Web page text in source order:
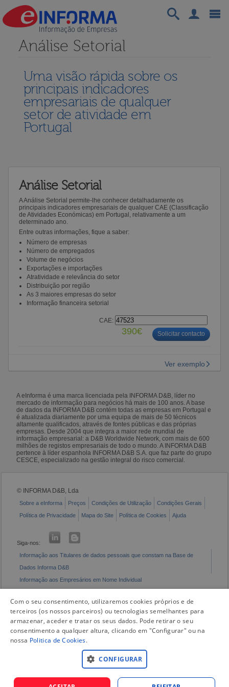
Análise Setorial
Uma visão rápida sobre os
principais indicadores
empresariais de qualquer
setor de atividade em
Portugal
Análise Setorial
A Análise Setorial permite-lhe conhecer detalhadamente os
principais indicadores empresariais de qualquer CAE (Classificação
de Atividades Económicas) em Portugal, relativamente a um
determinado ano.
Entre outras informações, fique a saber:
Número de empresas
Número de empregados
Volume de negócios
Exportações e importações
Atratividade e relevância do setor
Distribuição por região
As 3 maiores empresas do setor
Informação financeira setorial
CAE:
390€ Solicitar contacto
Ver exemplo
A eInforma é uma marca licenciada pela INFORMA D&B, líder no
mercado de informação para negócios há mais de 100 anos. A base
de dados da INFORMA D&B contém todas as empresas em Portugal e
é atualizada diariamente por uma equipa de mais de 50 técnicos
altamente qualificados, através de fontes públicas e das próprias
empresas. Desde 2004 que integra a maior rede mundial de
informação empresarial: a D&B Worldwide Network, com mais de 600
milhões de registos empresariais de todo o mundo. A INFORMA D&B
pertence à líder espanhola INFORMA D&B S.A. que faz parte do grupo
CESCE, especializado na gestão integral do risco comercial.
© INFORMA D&B, Lda
Sobre a eInforma Preços Condições de Utilização
Condições Gerais
Política de Privacidade
Mapa do Site Política de Cookies Ajuda
Siga-nos:
Informação aos Titulares de dados pessoais que constam na Base de
Dados Informa D&B
Informação aos Empresários em Nome Individual
Com o seu consentimento, utilizaremos cookies próprios e de
terceiros (os nossos parceiros) ou tecnologias semelhantes para
armazenar, aceder e tratar os seus dados. Pode retirar o seu
consentimento a qualquer altura, clicando em "Configurar" ou na
nossa Politica de Cookies.
CONFIGURAR